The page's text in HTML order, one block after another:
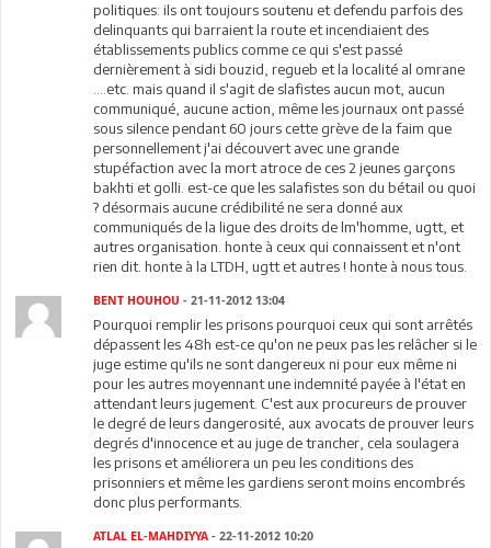
politiques: ils ont toujours soutenu et defendu parfois des
delinquants qui barraient la route et incendiaient des
établissements publics comme ce qui s'est passé
dernièrement à sidi bouzid, regueb et la localité al omrane
....etc. mais quand il s'agit de slafistes aucun mot, aucun
communiqué, aucune action, même les journaux ont passé
sous silence pendant 60 jours cette grève de la faim que
personnellement j'ai découvert avec une grande
stupéfaction avec la mort atroce de ces 2 jeunes garçons
bakhti et golli. est-ce que les salafistes son du bétail ou quoi
? désormais aucune crédibilité ne sera donné aux
communiqués de la ligue des droits de lm'homme, ugtt, et
autres organisation. honte à ceux qui connaissent et n'ont
rien dit. honte à la LTDH, ugtt et autres ! honte à nous tous.
BENT HOUHOU - 21-11-2012 13:04
Pourquoi remplir les prisons pourquoi ceux qui sont arrêtés
dépassent les 48h est-ce qu'on ne peux pas les relâcher si le
juge estime qu'ils ne sont dangereux ni pour eux même ni
pour les autres moyennant une indemnité payée à l'état en
attendant leurs jugement. C'est aux procureurs de prouver
le degré de leurs dangerosité, aux avocats de prouver leurs
degrés d'innocence et au juge de trancher, cela soulagera
les prisons et améliorera un peu les conditions des
prisonniers et même les gardiens seront moins encombrés
donc plus performants.
ATLAL EL-MAHDIYYA - 22-11-2012 10:20